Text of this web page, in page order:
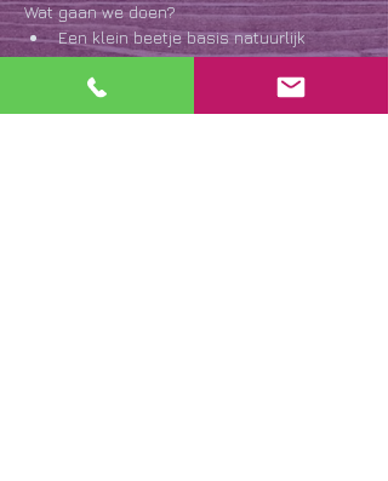
Wat gaan we doen?
Een klein beetje basis natuurlijk
Anatomie
Afwikkel patroon
Hoofmapping